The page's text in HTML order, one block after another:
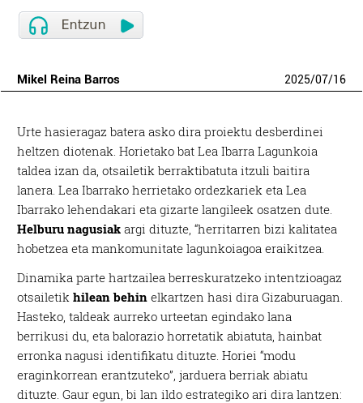
Mikel Reina Barros 2025/07/16
Urte hasieragaz batera asko dira proiektu desberdinei
heltzen diotenak. Horietako bat Lea Ibarra Lagunkoia
taldea izan da, otsailetik berraktibatuta itzuli baitira
lanera. Lea Ibarrako herrietako ordezkariek eta Lea
Ibarrako lehendakari eta gizarte langileek osatzen dute.
Helburu nagusiak argi dituzte, “herritarren bizi kalitatea
hobetzea eta mankomunitate lagunkoiagoa eraikitzea.
Dinamika parte hartzailea berreskuratzeko intentzioagaz
otsailetikhilean behin elkartzen hasi dira Gizaburuagan.
Hasteko, taldeak aurreko urteetan egindako lana
berrikusi du, eta balorazio horretatik abiatuta, hainbat
erronka nagusi identifikatu dituzte. Horiei “modu
eraginkorrean erantzuteko”, jarduera berriak abiatu
dituzte. Gaur egun, bi lan ildo estrategiko ari dira lantzen: